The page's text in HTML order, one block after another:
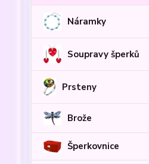
Náramky
Soupravy šperků
Prsteny
Brože
Šperkovnice